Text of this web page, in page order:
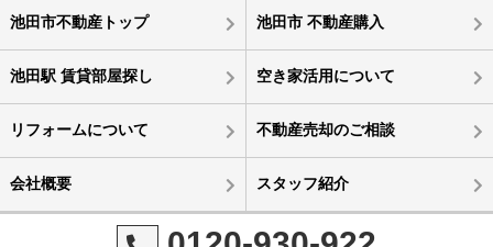
池田市不動産トップ 池田市 不動産購入
池田駅 賃貸部屋探し 空き家活用について
リフォームについて 不動産売却のご相談
会社概要 スタッフ紹介